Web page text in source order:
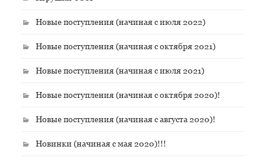
Новые поступления (начиная с июля 2022)
Новые поступления (начиная с октября 2021)
Новые поступления (начиная с июля 2021)
Новые поступления (начиная с октября 2020)!
Новые поступления (начиная с августа 2020)!
Новинки (начиная с мая 2020)!!!